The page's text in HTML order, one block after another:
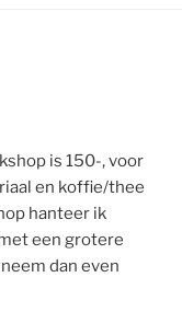
is 150-, voor
en koffie/thee
hanteer ik
een grotere
dan even